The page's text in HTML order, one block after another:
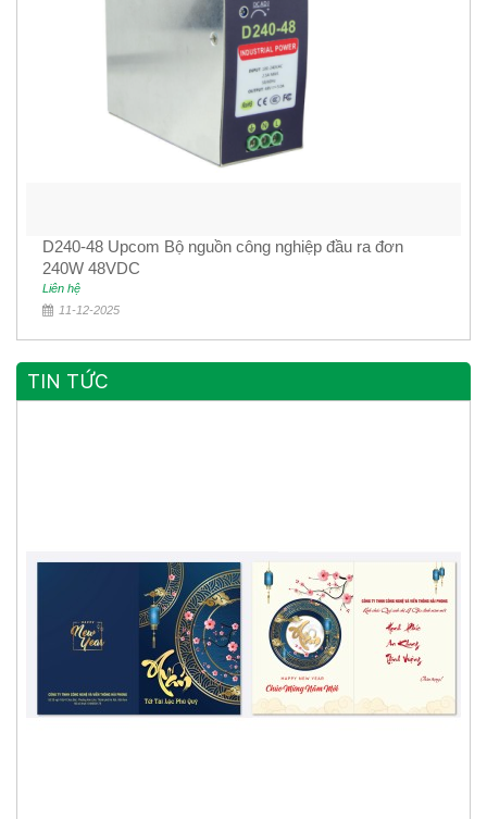
D240-48 Upcom Bộ nguồn công nghiệp đầu ra đơn
240W 48VDC
Liên hệ
11-12-2025
TIN TỨC